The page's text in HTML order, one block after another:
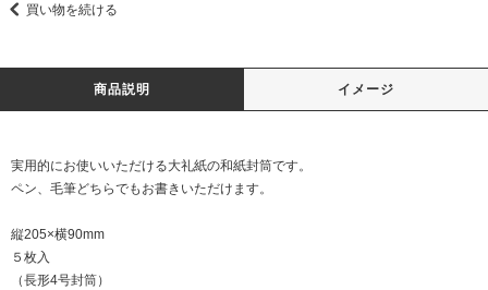
買い物を続ける
商品説明 イメージ
実用的にお使いいただける大礼紙の和紙封筒です。
ペン、毛筆どちらでもお書きいただけます。
縦205×横90mm
５枚入
（長形4号封筒）